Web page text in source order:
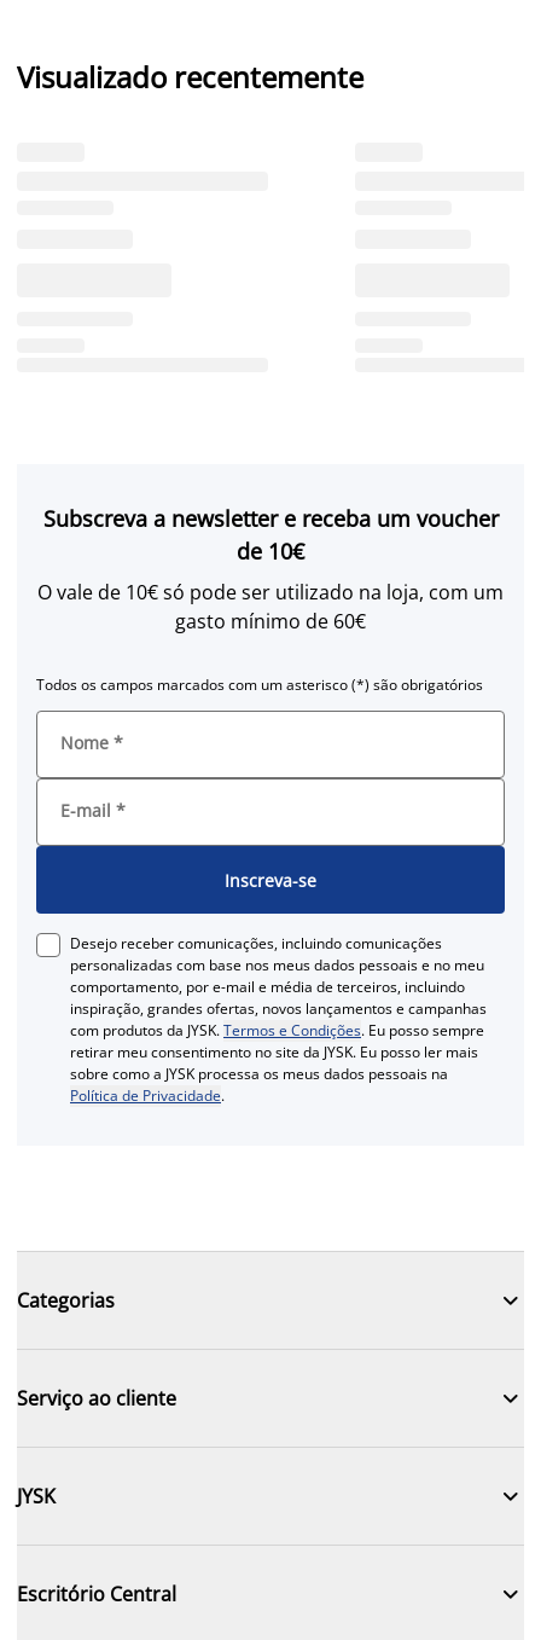
Visualizado recentemente
Subscreva a newsletter e receba um voucher
de 10€
O vale de 10€ só pode ser utilizado na loja, com um
gasto mínimo de 60€
Todos os campos marcados com um asterisco (*) são obrigatórios
Nome *
E-mail *
Inscreva-se
Desejo receber comunicações, incluindo comunicações
personalizadas com base nos meus dados pessoais e no meu
comportamento, por e-mail e média de terceiros, incluindo
inspiração, grandes ofertas, novos lançamentos e campanhas
com produtos da JYSK.Termos e Condições. Eu posso sempre
retirar meu consentimento no site da JYSK. Eu posso ler mais
sobre como a JYSK processa os meus dados pessoais na
Política de Privacidade.
Categorias 
Serviço ao cliente 
JYSK 
Escritório Central 